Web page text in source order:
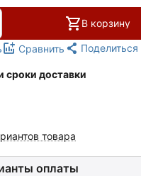
В корзину
Сравнить Поделиться
сроки доставки
товара
оплаты